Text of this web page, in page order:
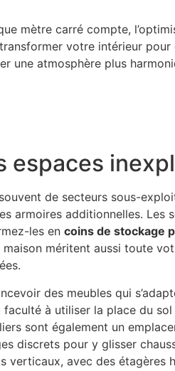
mètre carré compte,
votre intérieur
une atmosphère plus
espaces
de secteurs sous-
armoires additionnelles. Les
les en coins de stockage
méritent aussi toute
des meubles qui
faculté à utiliser la place du
sont également un
discrets pour y glisser
verticaux, avec des étagères